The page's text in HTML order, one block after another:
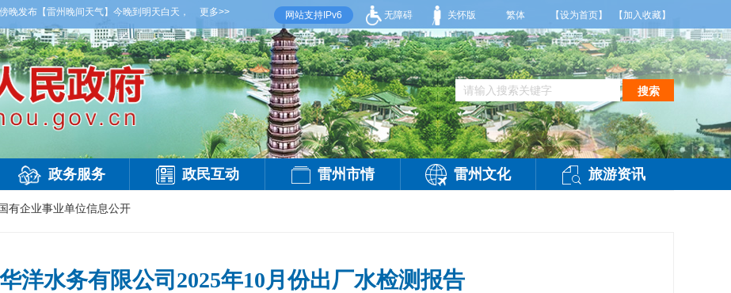
【雷州晚间天气】今晚到明天白天，多云，局部有雷阵雨，偏西风2到3级，气温26到35度，相对湿度70%到95%。雷州市气象台2026年08月08日傍晚发布
更多>> 网站支持IPv6 无障碍 关怀版 繁体 【设为首页】 【加入收藏】
搜索
政务服务 政民互动 雷州市情 雷州文化 旅游资讯
国有企业事业单位信息公开
洋水务有限公司2025年10月份出厂水检测报告